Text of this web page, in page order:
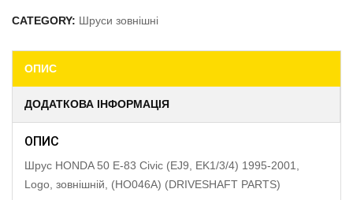
CATEGORY: Шруси зовнішні
ОПИС
ДОДАТКОВА ІНФОРМАЦІЯ
ОПИС
Шрус HONDA 50 E-83 Civic (EJ9, EK1/3/4) 1995-2001,
Logo, зовнішній, (HO046A) (DRIVESHAFT PARTS)